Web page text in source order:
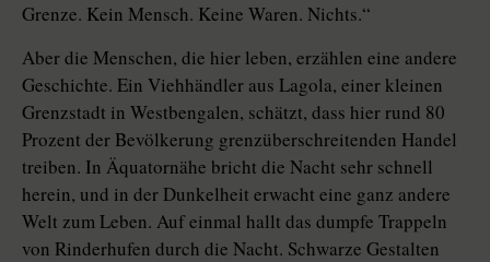
Grenze. Kein Mensch. Keine Waren. Nichts.“
Aber die Menschen, die hier leben, erzählen eine andere
Geschichte. Ein Viehhändler aus Lagola, einer kleinen
Grenzstadt in Westbengalen, schätzt, dass hier rund 80
Prozent der Bevölkerung grenzüberschreitenden Handel
treiben. In Äquatornähe bricht die Nacht sehr schnell
herein, und in der Dunkelheit erwacht eine ganz andere
Welt zum Leben. Auf einmal hallt das dumpfe Trappeln
von Rinderhufen durch die Nacht. Schwarze Gestalten